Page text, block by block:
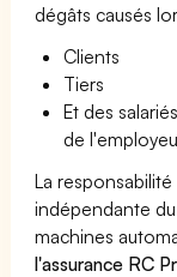
dégâts causés
Clients
Tiers
Et des
de
La
indépendante
machines
l'assurance RC